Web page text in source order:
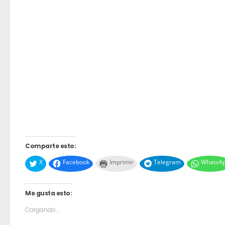
Comparte esto:
X
Facebook Imprimir Telegram
Me gusta esto:
Cargando...